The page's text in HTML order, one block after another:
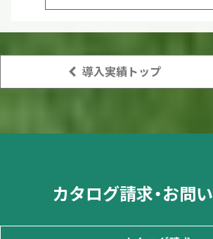
導入実績トップ
カタログ請求・お問